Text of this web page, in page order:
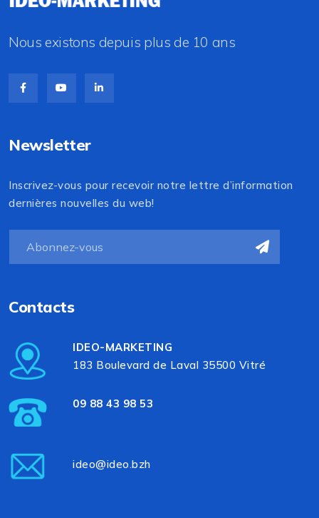
Nous existons depuis plus de 10 ans
Newsletter
Inscrivez-vous pour recevoir notre lettre d’information
dernières nouvelles du web!
Contacts
IDEO-MARKETING
183 Boulevard de Laval 35500 Vitré
09 88 43 98 53
ideo@ideo.bzh